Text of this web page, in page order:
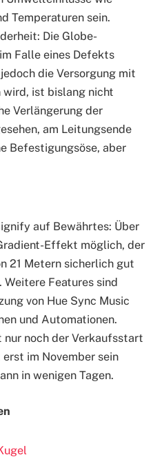
Temperaturen sein.
Die Globe-
Falle eines Defekts
die Versorgung mit
wird, ist bislang nicht
Verlängerung der
am Leitungsende
Befestigungsöse, aber
auf Bewährtes: Über
Effekt möglich, der
21 Metern sicherlich gut
Features sind
von Hue Sync Music
und Automationen.
noch der Verkaufsstart
im November sein
in wenigen Tagen.